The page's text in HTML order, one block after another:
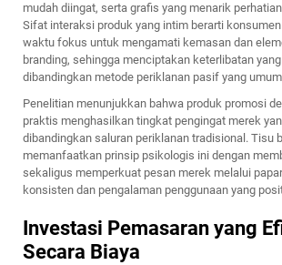
mudah diingat, serta grafis yang menarik
Sifat interaksi produk yang intim berarti
waktu fokus untuk mengamati kemasan dan
branding, sehingga menciptakan keterlibatan
dibandingkan metode periklanan pasif yang
Penelitian menunjukkan bahwa produk promosi
praktis menghasilkan tingkat pengingat merek
dibandingkan saluran periklanan tradisional. Tisu
memanfaatkan prinsip psikologis ini dengan
sekaligus memperkuat pesan merek melalui
konsisten dan pengalaman penggunaan yang
Investasi Pemasaran yang
Secara Biaya